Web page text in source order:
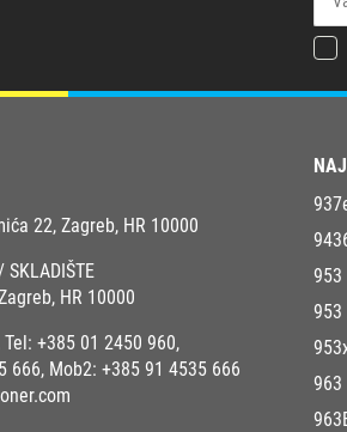
22, Zagreb, HR 10000
SKLADIŠTE
HR 10000
Tel: +385 01 2450 960,
666, Mob2: +385 91 4535 666
953
953
963